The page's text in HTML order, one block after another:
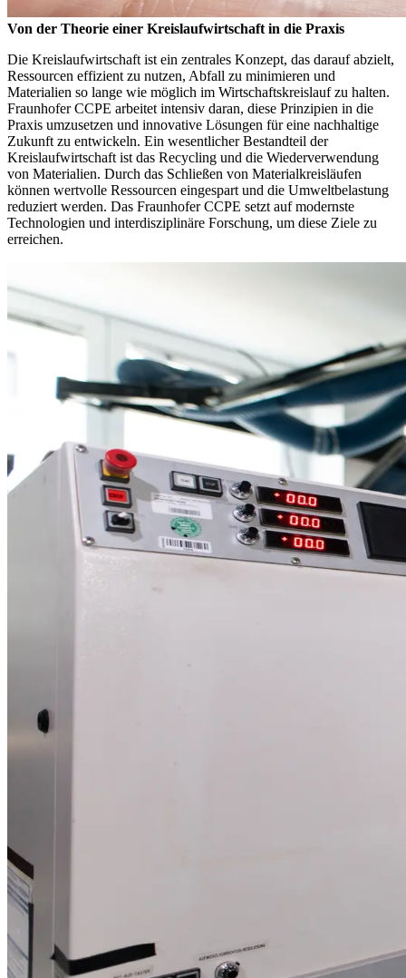
Von der Theorie einer Kreislaufwirtschaft in die Praxis
Die Kreislaufwirtschaft ist ein zentrales Konzept, das darauf abzielt,
Ressourcen effizient zu nutzen, Abfall zu minimieren und
Materialien so lange wie möglich im Wirtschaftskreislauf zu halten.
Fraunhofer CCPE arbeitet intensiv daran, diese Prinzipien in die
Praxis umzusetzen und innovative Lösungen für eine nachhaltige
Zukunft zu entwickeln. Ein wesentlicher Bestandteil der
Kreislaufwirtschaft ist das Recycling und die Wiederverwendung
von Materialien. Durch das Schließen von Materialkreisläufen
können wertvolle Ressourcen eingespart und die Umweltbelastung
reduziert werden. Das Fraunhofer CCPE setzt auf modernste
Technologien und interdisziplinäre Forschung, um diese Ziele zu
erreichen.